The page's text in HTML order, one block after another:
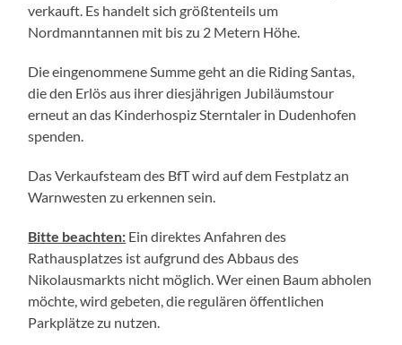
verkauft. Es handelt sich größtenteils um
Nordmanntannen mit bis zu 2 Metern Höhe.
Die eingenommene Summe geht an die Riding Santas,
die den Erlös aus ihrer diesjährigen Jubiläumstour
erneut an das Kinderhospiz Sterntaler in Dudenhofen
spenden.
Das Verkaufsteam des BfT wird auf dem Festplatz an
Warnwesten zu erkennen sein.
Bitte beachten: Ein direktes Anfahren des
Rathausplatzes ist aufgrund des Abbaus des
Nikolausmarkts nicht möglich. Wer einen Baum abholen
möchte, wird gebeten, die regulären öffentlichen
Parkplätze zu nutzen.